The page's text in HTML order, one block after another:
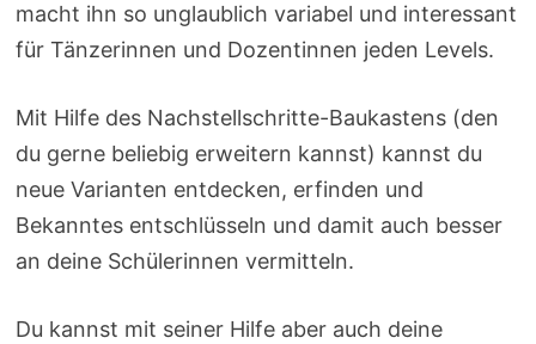
macht ihn so unglaublich variabel und interessant
für Tänzerinnen und Dozentinnen jeden Levels.
Mit Hilfe des Nachstellschritte-Baukastens (den
du gerne beliebig erweitern kannst) kannst du
neue Varianten entdecken, erfinden und
Bekanntes entschlüsseln und damit auch besser
an deine Schülerinnen vermitteln.
Du kannst mit seiner Hilfe aber auch deine